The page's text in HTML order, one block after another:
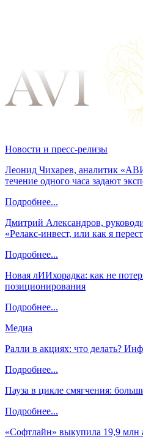
Новости и пресс-релизы
Леонид Чихарев, аналитик
течение одного часа задают
Подробнее...
Дмитрий Александров,
«Релакс-инвест, или как я
Подробнее...
Новая лИИхорадка: как не
позиционирования
Подробнее...
Медиа
Ралли в акциях: что делать?
Подробнее...
Пауза в цикле смягчения:
Подробнее...
«Софтлайн» выкупила 19,9 млн